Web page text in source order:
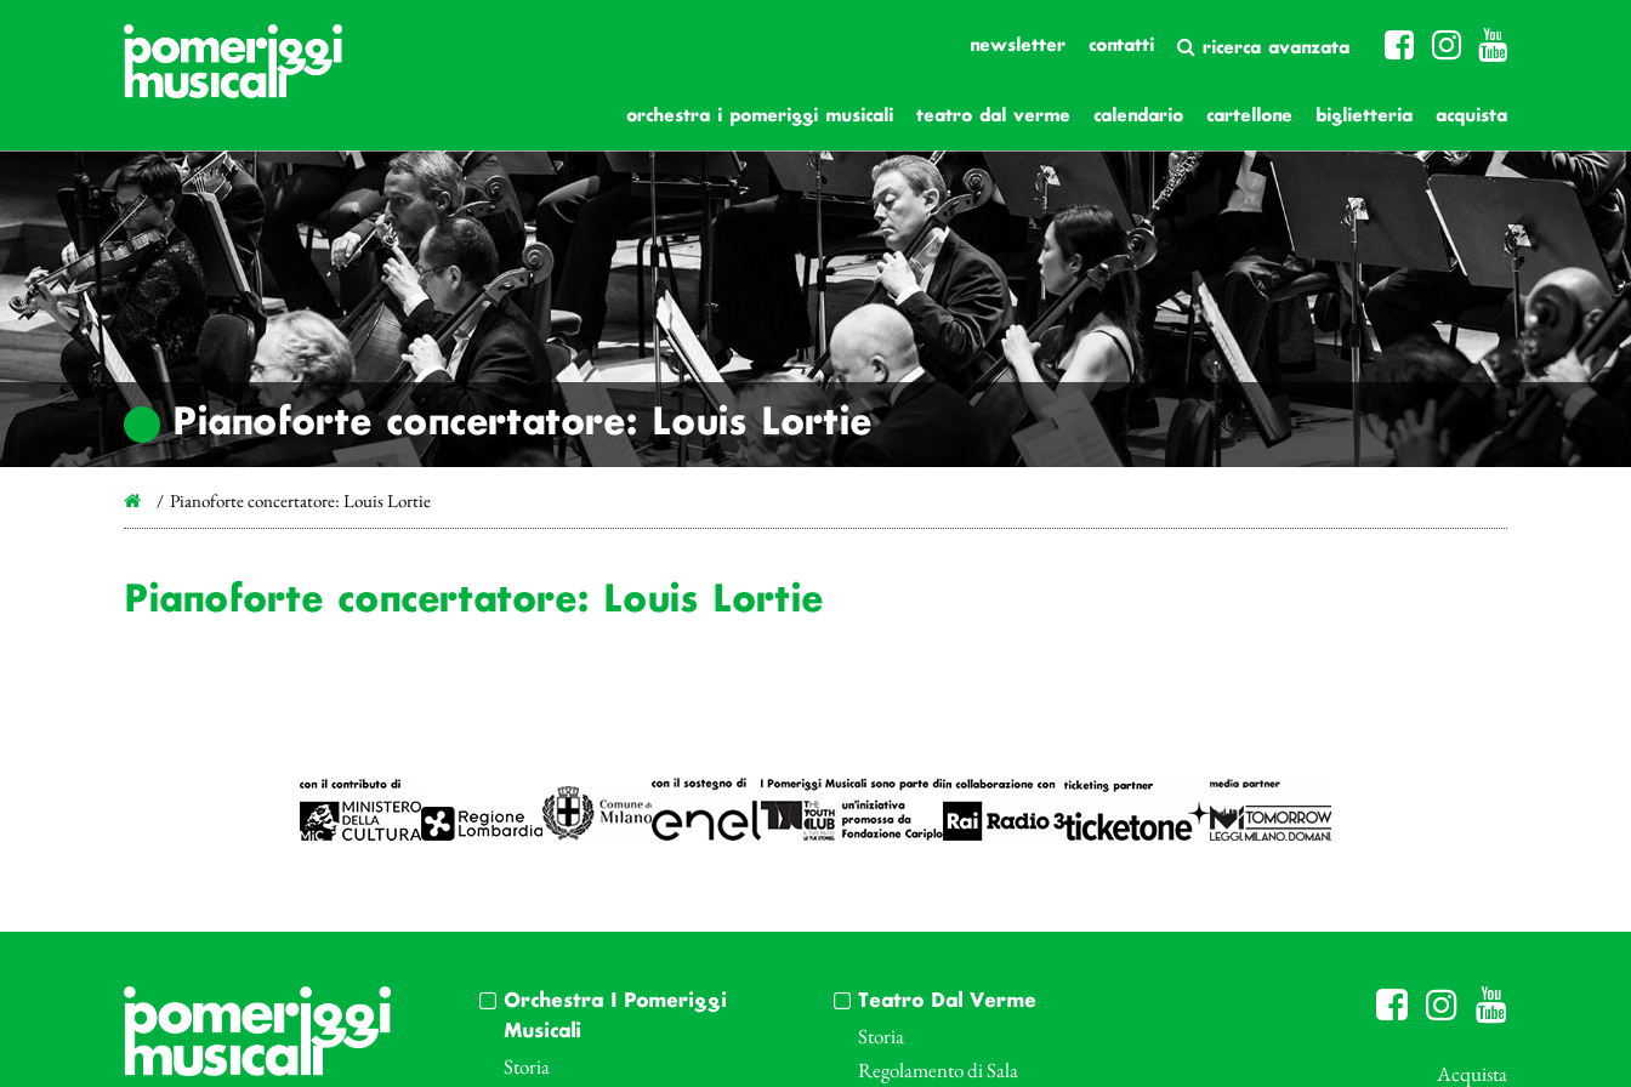
newsletter contatti ricerca avanzata
orchestra i pomeriggi musicali teatro dal verme calendario cartellone biglietteria acquista
Pianoforte concertatore: Louis Lortie
Pianoforte concertatore: Louis Lortie
Pianoforte concertatore: Louis Lortie
Orchestra I Pomeriggi
Musicali
Storia
Teatro Dal Verme
Storia
Regolamento di Sala
Acquista